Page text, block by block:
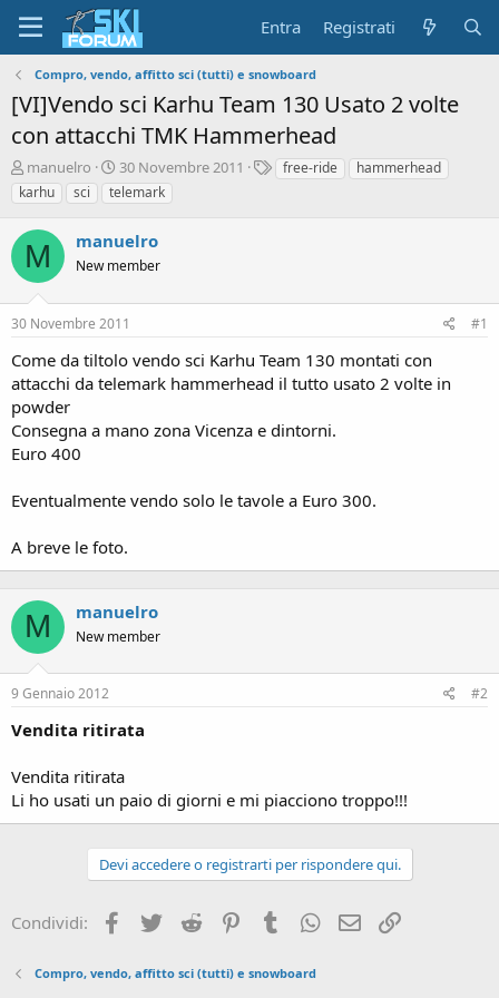
Entra Registrati
Compro, vendo, affitto sci (tutti) e snowboard
[VI]Vendo sci Karhu Team 130 Usato 2 volte
con attacchi TMK Hammerhead
A
u
t
o
r
e
d
i
s
u
s
s
i
o
n
manuelro
D
a
t
d
'
n
i
i
o
30 Novembre 2011
Tfree-ride
hammerhead
karhu
sci telemark
M manuelro
New member
30 Novembre 2011 #1
Come da tiltolo vendo sci Karhu Team 130 montati con
attacchi da telemark hammerhead il tutto usato 2 volte in
powder
Consegna a mano zona Vicenza e dintorni.
Euro 400
Eventualmente vendo solo le tavole a Euro 300.
A breve le foto.
M manuelro
New member
9 Gennaio 2012 #2
Vendita ritirata
Vendita ritirata
Li ho usati un paio di giorni e mi piacciono troppo!!!
Devi accedere o registrarti per rispondere qui.
Condividi: Facebook
Twitter Reddit PinterestTumblrWhatsApp
Email
Compro, vendo, affitto sci (tutti) e snowboard